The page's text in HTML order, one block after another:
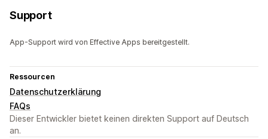
Support
App-Support wird von Effective Apps bereitgestellt.
Ressourcen
Datenschutzerklärung
FAQs
Dieser Entwickler bietet keinen direkten Support auf Deutsch
an.